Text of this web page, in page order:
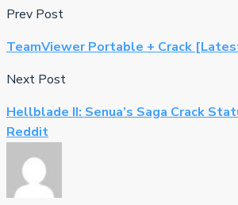
Prev Post
TeamViewer Portable + Crack
Next Post
Hellblade II: Senua’s Saga Crack
Reddit